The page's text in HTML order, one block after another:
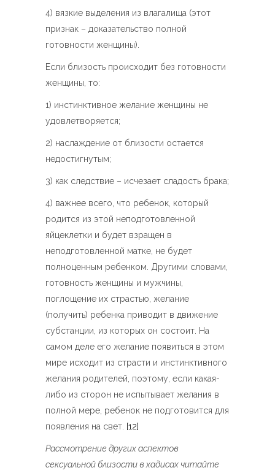
4) вязкие выделения из влагалища (этот
признак – доказательство полной
готовности женщины).
Если близость происходит без готовности
женщины, то:
1) инстинктивное желание женщины не
удовлетворяется;
2) наслаждение от близости остается
недостигнутым;
3) как следствие – исчезает сладость брака;
4) важнее всего, что ребенок, который
родится из этой неподготовленной
яйцеклетки и будет взращен в
неподготовленной матке, не будет
полноценным ребенком. Другими словами,
готовность женщины и мужчины,
поглощение их страстью, желание
(получить) ребенка приводит в движение
субстанции, из которых он состоит. На
самом деле его желание появиться в этом
мире исходит из страсти и инстинктивного
желания родителей, поэтому, если какая-
либо из сторон не испытывает желания в
полной мере, ребенок не подготовится для
появления на свет. [12]
Рассмотрение других аспектов
сексуальной близости в хадисах читайте